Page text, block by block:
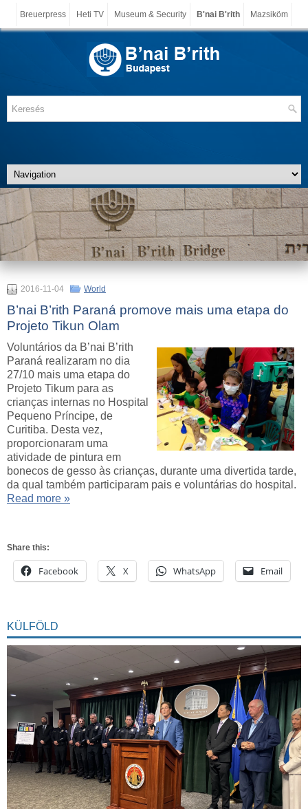
Breuerpress Heti TV Museum & Security B'nai B'rith Mazsiköm
2016-11-04 World
B’nai B’rith Paraná promove mais uma etapa do
Projeto Tikun Olam
Voluntários da B’nai B’rith
Paraná realizaram no dia
27/10 mais uma etapa do
Projeto Tikum para as
crianças internas no Hospital
Pequeno Príncipe, de
Curitiba. Desta vez,
proporcionaram uma
atividade de pintura em
bonecos de gesso às crianças, durante uma divertida tarde,
da qual também participaram pais e voluntárias do hospital.
Read more »
Share this:
Facebook X WhatsApp Email
KÜLFÖLD